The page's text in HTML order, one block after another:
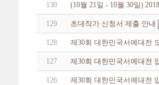
130 (10월 21일 - 10월 30일)
129 초대작가 신청서 제출 안내
128 제30회 대한민국서예대전
127 제30회 대한민국서예대전
126 제30회 대한민국서예대전